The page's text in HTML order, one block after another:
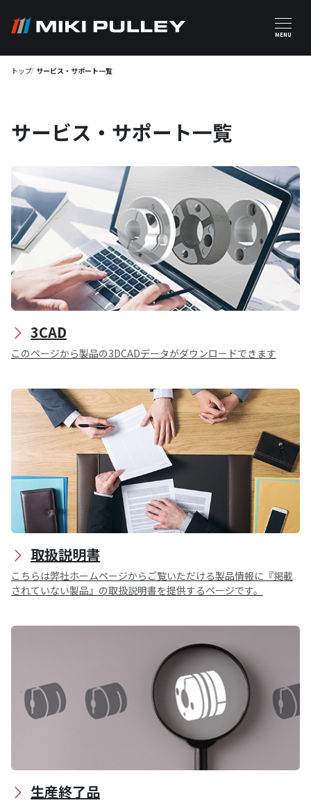
MENU
トップ サービス・サポート一覧
サービス・サポート一覧
3CAD
このページから製品の3DCADデータがダウンロードできます
取扱説明書
こちらは弊社ホームページからご覧いただける製品情報に『掲載
されていない製品』の取扱説明書を提供するページです。
生産終了品